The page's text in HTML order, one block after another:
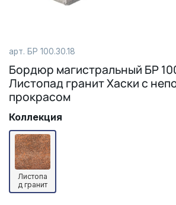
арт. БР 100.30.18
Бордюр магистральный БР
Листопад гранит Хаски с
прокрасом
Коллекция
Листопа
д гранит